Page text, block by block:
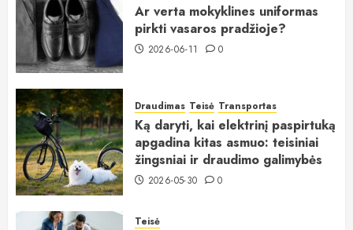
Ar verta mokyklines uniformas
pirkti vasaros pradžioje?
2026-06-11 0
Draudimas Teisė Transportas
Ką daryti, kai elektrinį paspirtuką
apgadina kitas asmuo: teisiniai
žingsniai ir draudimo galimybės
2026-05-30 0
Teisė